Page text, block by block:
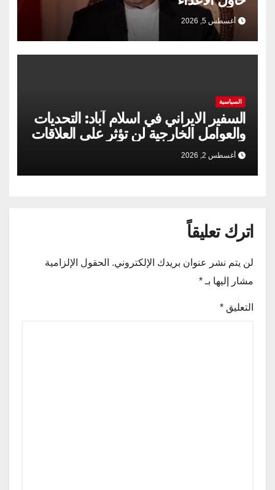
أغسطس 5, 2026
السياسية
السفير الايراني في اسلام آباد: التحديات
والعوامل الخارجية لن تؤثر على العلاقات
الإيرانية الباكستانية
أغسطس 2, 2026
اترك تعليقاً
لن يتم نشر عنوان بريدك الإلكتروني. الحقول الإلزامية
مشار إليها بـ *
التعليق *